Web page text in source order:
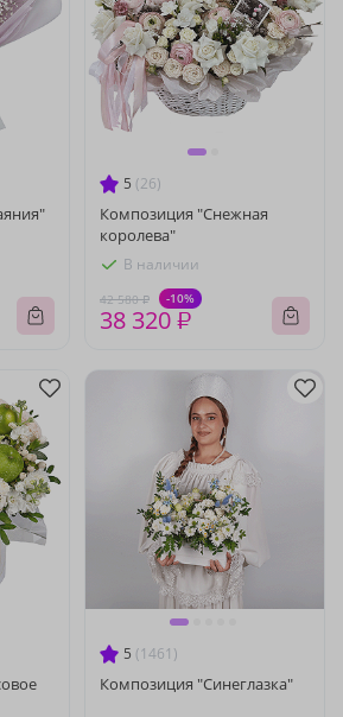
5 (26)
Композиция "Снежная
королева"
В наличии
42 580 ₽ -10%
38 320 ₽
5 (1461)
Композиция "Синеглазка"